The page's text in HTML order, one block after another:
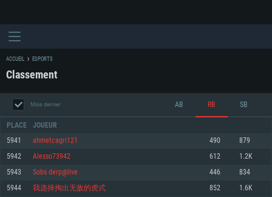
CONFIGURATION SYSTÈME REQUISE
ACCUEIL ESPORTS
Classement
Mois dernier AB RB SB
PLACE JOUEUR
5941 ahmetcagri121 490 879
5942 Alesso73942 612 1.2K
5943 Sobs derp@live 446 834
5944 我选择掏出无敌的虎式 852 1.6K